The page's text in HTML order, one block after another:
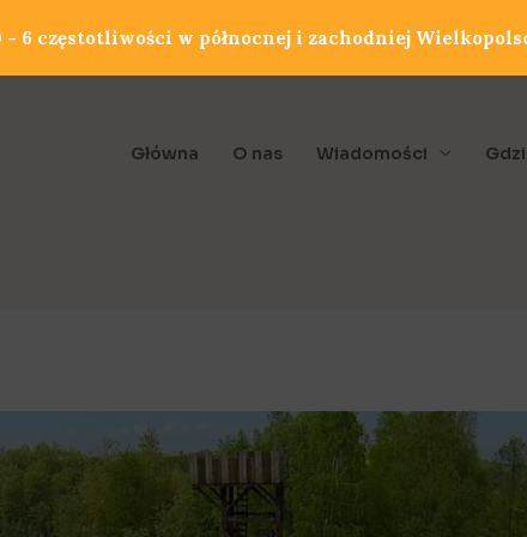
Główna O nas Wiadomości
6 częstotliwości w północnej i zachodniej